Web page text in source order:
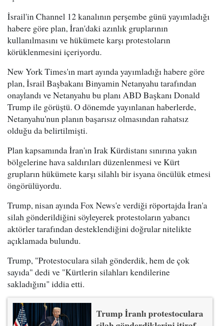
İsrail'in Channel 12 kanalının perşembe günü yayımladığı
habere göre plan, İran'daki azınlık gruplarının
kullanılmasını ve hükümete karşı protestoların
körüklenmesini içeriyordu.
New York Times'ın mart ayında yayımladığı habere göre
plan, İsrail Başbakanı Binyamin Netanyahu tarafından
onaylandı ve Netanyahu bu planı ABD Başkanı Donald
Trump ile görüştü. O dönemde yayınlanan haberlerde,
Netanyahu'nun planın başarısız olmasından rahatsız
olduğu da belirtilmişti.
Plan kapsamında İran'ın Irak Kürdistanı sınırına yakın
bölgelerine hava saldırıları düzenlenmesi ve Kürt
grupların hükümete karşı silahlı bir isyana öncülük etmesi
öngörülüyordu.
Trump, nisan ayında Fox News'e verdiği röportajda İran'a
silah gönderildiğini söyleyerek protestoların yabancı
aktörler tarafından desteklendiğini doğrular nitelikte
açıklamada bulundu.
Trump, "Protestoculara silah gönderdik, hem de çok
sayıda" dedi ve "Kürtlerin silahları kendilerine
sakladığını" iddia etti.
Trump İranlı protestoculara